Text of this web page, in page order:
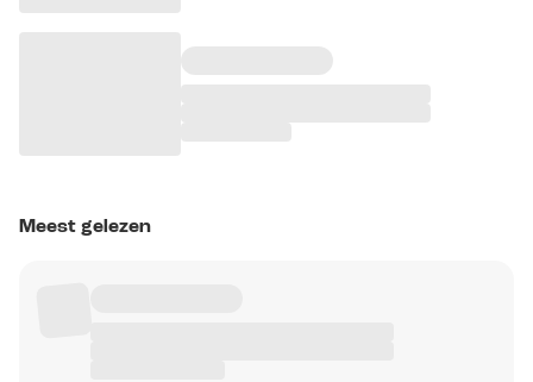
Meest gelezen